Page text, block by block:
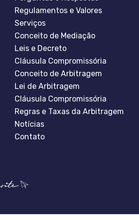
Regulamentos e Valores
Serviços
Conceito de Mediação
Leis e Decreto
Cláusula Compromissória
Conceito de Arbitragem
Lei de Arbitragem
Cláusula Compromissória
Regras e Taxas da Arbitragem
Notícias
Contato